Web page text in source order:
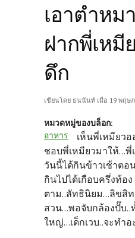
เอาตำหม
ฝากพี่เหมี
ดึก
เขียนโดย ธนนันท์ เมื่อ 19 พฤษ
หมวดหมู่ของบล็อก:
อาหาร
เห็นพี่เหมียวอ
ชอบพี่เหมียวมาให้...
วันนี้ได้กินข้าวเช้าต
กินไปได้เกือบครึ่งท้อ
ตาม..ลัทธินิยม...ลิขสิ
สวน...พอจับกล้องปั๊บ
ใหญ่...เด็กเวบ..จะทำ